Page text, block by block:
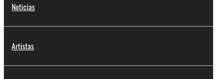
Noticias
Artistas